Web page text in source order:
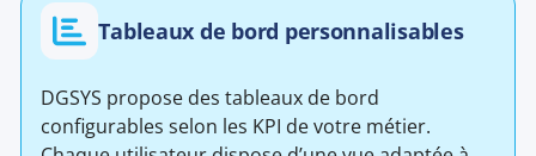
Tableaux de bord personnalisables
DGSYS propose des tableaux de bord
configurables selon les KPI de votre métier.